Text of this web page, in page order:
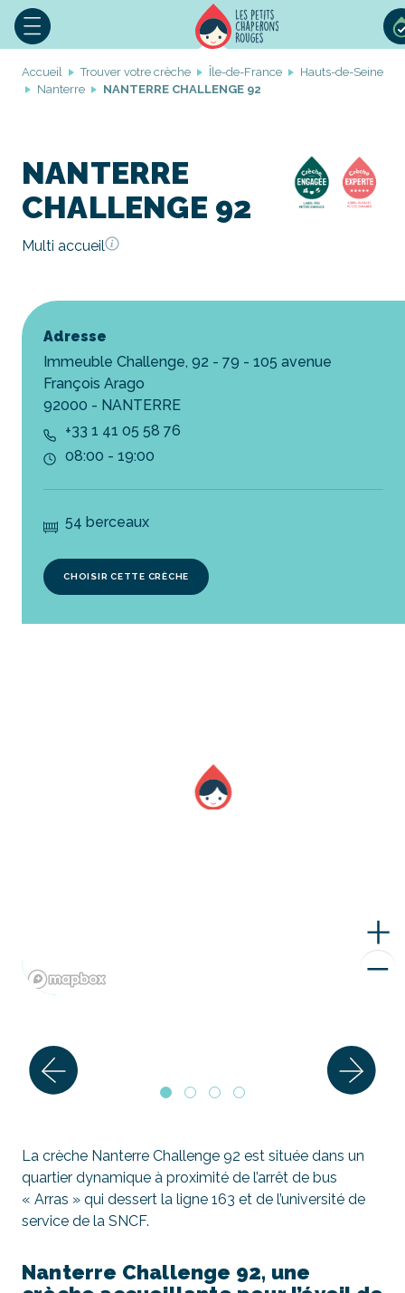
Accueil Trouver votre crèche Île-de-France
Hauts-de-Seine
Nanterre
NANTERRE CHALLENGE 92
NANTERRE
CHALLENGE 92
Multi accueil
Adresse
Immeuble Challenge, 92 - 79 - 105 avenue
François Arago
92000 - NANTERRE
+33 1 41 05 58 76
08:00 - 19:00
54 berceaux
CHOISIR CETTE CRÈCHE
La crèche Nanterre Challenge 92 est située dans un
quartier dynamique à proximité de l’arrêt de bus
« Arras » qui dessert la ligne 163 et de l’université de
service de la SNCF.
Nanterre Challenge 92, une